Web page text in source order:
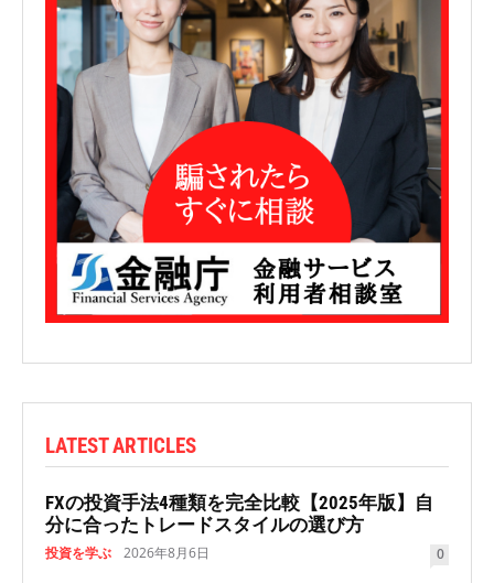
LATEST ARTICLES
FXの投資手法4種類を完全比較【2025年版】自
分に合ったトレードスタイルの選び方
投資を学ぶ 2026年8月6日 0